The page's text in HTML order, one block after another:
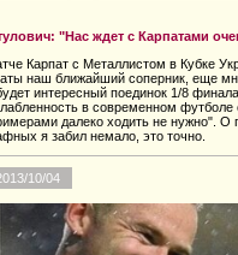
"Нас ждет с Карпатами
Карпат с Металлистом в Кубке
наш ближайший соперник, еще
интересный поединок 1/8
в современном футболе
далеко ходить не нужно".
я забил немало, это точно.
10/04